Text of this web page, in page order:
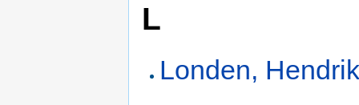
L
Londen,